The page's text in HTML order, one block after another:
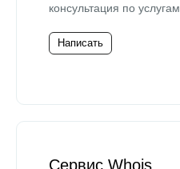
консультация по услугам.
Написать
Сервис Whois